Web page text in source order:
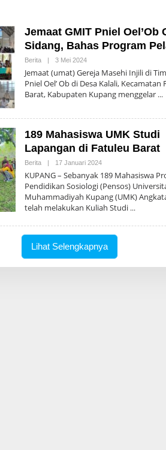
Jemaat GMIT Pniel Oel’Ob
Sidang, Bahas Program
Berita 3 Mei 2024O
E
H
N
P
S
Jemaat (umat) Gereja Masehi Injili di
Pniel Oel’ Ob di Desa Kalali, Kecamatan
Barat, Kabupaten Kupang menggelar
189 Mahasiswa UMK Studi
Lapangan di Fatuleu Barat
Berita 17 Januari 2024O
E
H
N
T
KUPANG – Sebanyak 189 Mahasiswa
Pendidikan Sosiologi (Pensos)
Muhammadiyah Kupang (UMK)
telah melakukan Kuliah Studi
Lihat Selengkapnya